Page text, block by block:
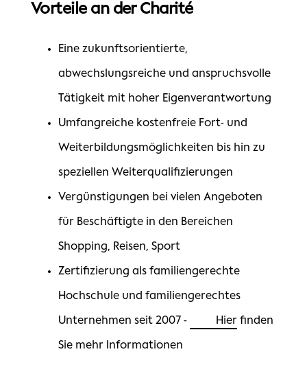
Vorteile an der Charité
Eine zukunftsorientierte,
abwechslungsreiche und anspruchsvolle
Tätigkeit mit hoher Eigenverantwortung
Umfangreiche kostenfreie Fort- und
Weiterbildungsmöglichkeiten bis hin zu
speziellen Weiterqualifizierungen
Vergünstigungen bei vielen Angeboten
für Beschäftigte in den Bereichen
Shopping, Reisen, Sport
Zertifizierung als familiengerechte
Hochschule und familiengerechtes
Unternehmen seit 2007 - Hier finden
Sie mehr Informationen